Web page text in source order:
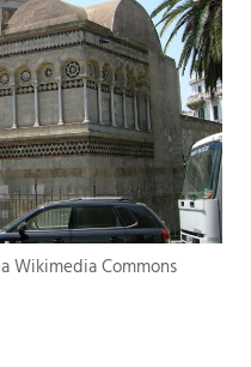
Wikimedia Commons